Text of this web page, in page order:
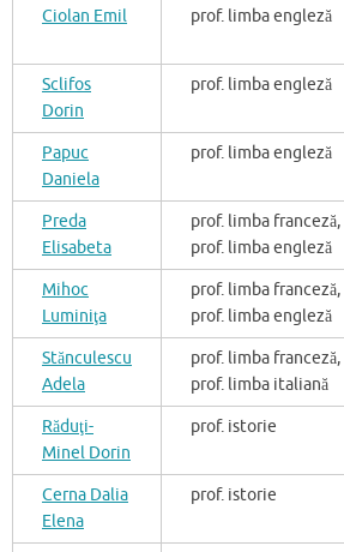
Ciolan Emil prof. limba engleză
Sclifos
Dorin
prof. limba engleză
Papuc
Daniela
prof. limba engleză
Preda
Elisabeta
prof. limba franceză,
prof. limba engleză
Mihoc
Luminiţa
prof. limba franceză,
prof. limba engleză
Stănculescu
Adela
prof. limba franceză,
prof. limba italiană
Răduţi-
Minel Dorin
prof. istorie
Cerna Dalia
Elena
prof. istorie